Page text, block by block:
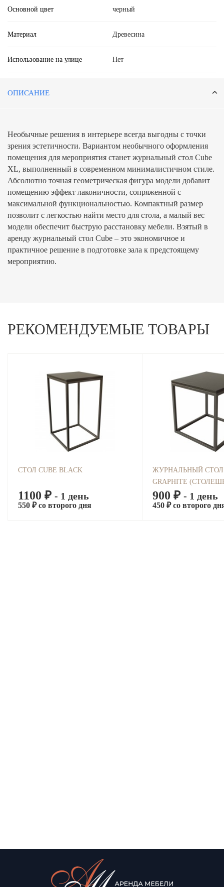
Основной цвет черный
Материал Древесина
Использование на улице Нет
ОПИСАНИЕ
Необычные решения в интерьере всегда выгодны с точки
зрения эстетичности. Вариантом необычного оформления
помещения для мероприятия станет журнальный стол Cube
XL, выполненный в современном минималистичном стиле.
Абсолютно точная геометрическая фигура модели добавит
помещению эффект лаконичности, сопряженной с
максимальной функциональностью. Компактный размер
позволит с легкостью найти место для стола, а малый вес
модели обеспечит быструю расстановку мебели. Взятый в
аренду журнальный стол Cube – это экономичное и
практичное решение в подготовке зала к предстоящему
мероприятию.
РЕКОМЕНДУЕМЫЕ ТОВАРЫ
СТОЛ CUBE BLACK
1100 ₽ - 1 день
550 ₽ со второго дня
ЖУРНАЛЬНЫЙ СТОЛ
GRAPHITE
ДЕРЕВО)
900 ₽ - 1 день
450 ₽ со второго